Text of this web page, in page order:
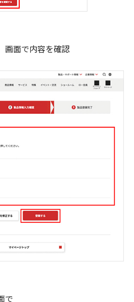
画面で内容を確認
で